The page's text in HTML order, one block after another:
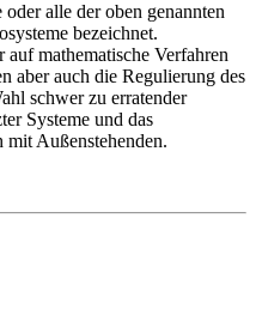
alle der oben genannten
bezeichnet.
mathematische Verfahren
aber auch die Regulierung des
schwer zu erratender
Systeme und das
Außenstehenden.